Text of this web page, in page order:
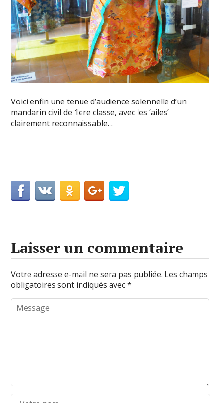
Voici enfin une tenue d’audience solennelle d’un
mandarin civil de 1ere classe, avec les ‘ailes’
clairement reconnaissable…
Laisser un commentaire
Votre adresse e-mail ne sera pas publiée. Les champs
obligatoires sont indiqués avec*